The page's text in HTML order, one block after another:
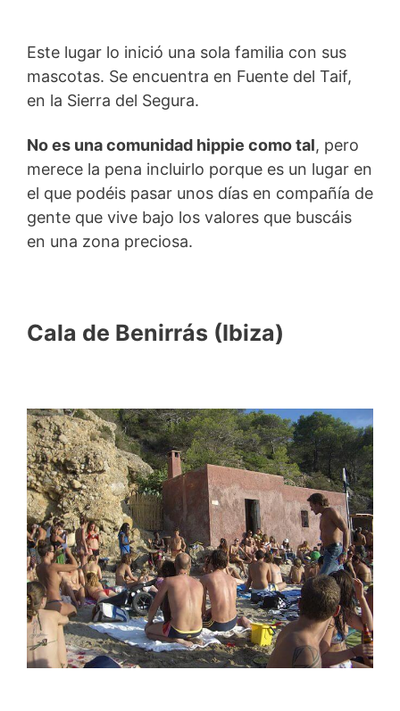
Este lugar lo inició una sola familia con sus
mascotas. Se encuentra en Fuente del Taif,
en la Sierra del Segura.
No es una comunidad hippie como tal, pero
merece la pena incluirlo porque es un lugar en
el que podéis pasar unos días en compañía de
gente que vive bajo los valores que buscáis
en una zona preciosa.
Cala de Benirrás (Ibiza)